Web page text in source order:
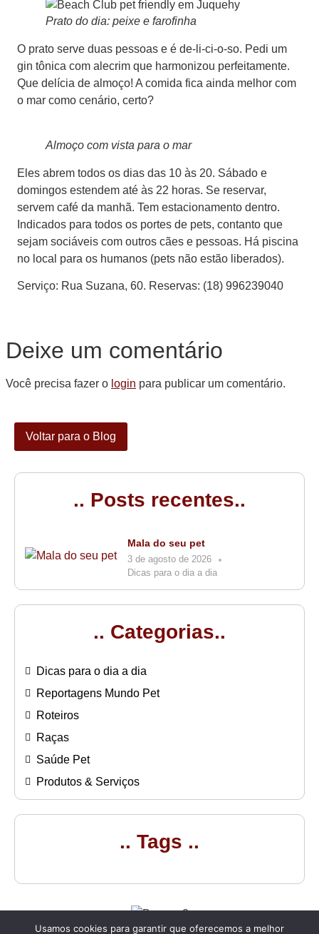
Prato do dia: peixe e farofinha
O prato serve duas pessoas e é de-li-ci-o-so. Pedi um
gin tônica com alecrim que harmonizou perfeitamente.
Que delícia de almoço! A comida fica ainda melhor com
o mar como cenário, certo?
Almoço com vista para o mar
Eles abrem todos os dias das 10 às 20. Sábado e
domingos estendem até às 22 horas. Se reservar,
servem café da manhã. Tem estacionamento dentro.
Indicados para todos os portes de pets, contanto que
sejam sociáveis com outros cães e pessoas. Há piscina
no local para os humanos (pets não estão liberados).
Serviço: Rua Suzana, 60. Reservas: (18) 996239040
Deixe um comentário
Você precisa fazer o login para publicar um comentário.
Voltar para o Blog
.. Posts recentes..
Mala do seu pet
3 de agosto de 2026
Dicas para o dia a dia
.. Categorias..
Dicas para o dia a dia
Reportagens Mundo Pet
Roteiros
Raças
Saúde Pet
Produtos & Serviços
.. Tags ..
Usamos cookies para garantir que oferecemos a melhor